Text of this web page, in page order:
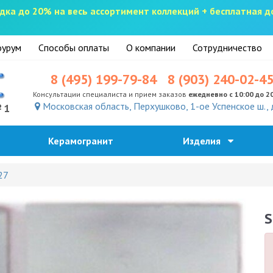
до 20% на весь ассортимент коллекций + бесплатная
Способы оплаты О компании Сотрудничество
8 (495) 199-79-84 8 (903) 240-02-45
Консультации специалиста и прием заказов ежедневно с 10:00 до
Московская область, Перхушково, 1-ое Успенское ш.,
Керамогранит Изделия